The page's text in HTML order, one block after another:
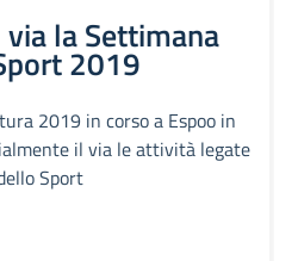
via la Settimana
2019
2019 in corso a Espoo in
il via le attività legate
Sport